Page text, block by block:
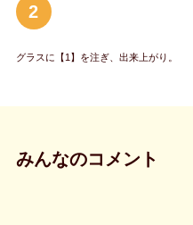
2
グラスに【1】を注ぎ、出来上がり。
みんなのコメント